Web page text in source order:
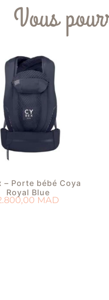
Vous
– Porte bébé Coya
Royal Blue
MAD